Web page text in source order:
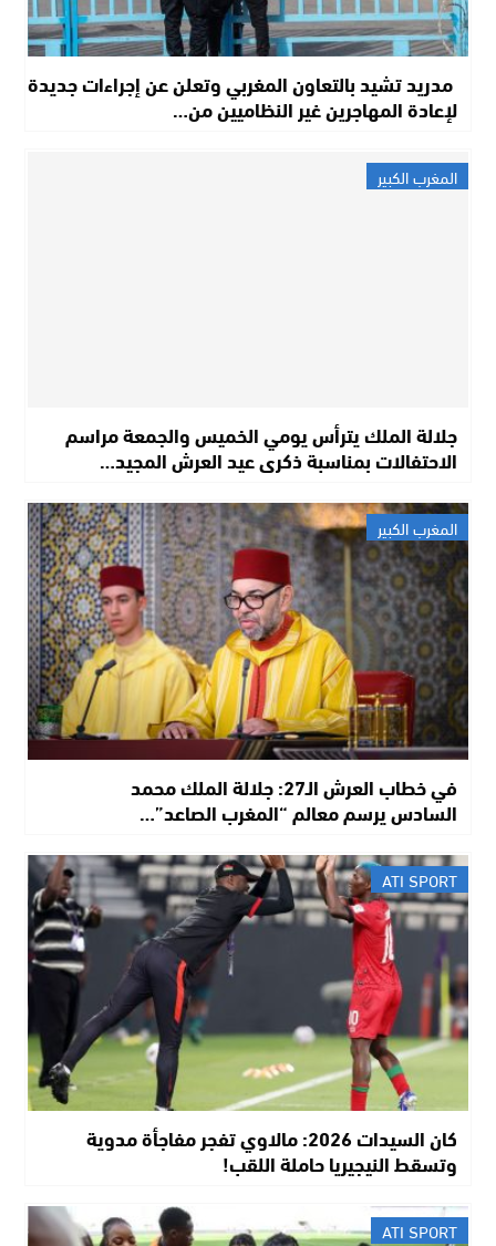
مدريد تشيد بالتعاون المغربي وتعلن عن إجراءات جديدة
لإعادة المهاجرين غير النظاميين من…
المغرب الكبير
جلالة الملك يترأس يومي الخميس والجمعة مراسم
الاحتفالات بمناسبة ذكرى عيد العرش المجيد…
المغرب الكبير
في خطاب العرش الـ27: جلالة الملك محمد
السادس يرسم معالم “المغرب الصاعد”…
ATI SPORT
كان السيدات 2026: مالاوي تفجر مفاجأة مدوية
وتسقط النيجيريا حاملة اللقب!
ATI SPORT